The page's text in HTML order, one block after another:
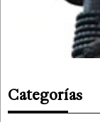
Categorías